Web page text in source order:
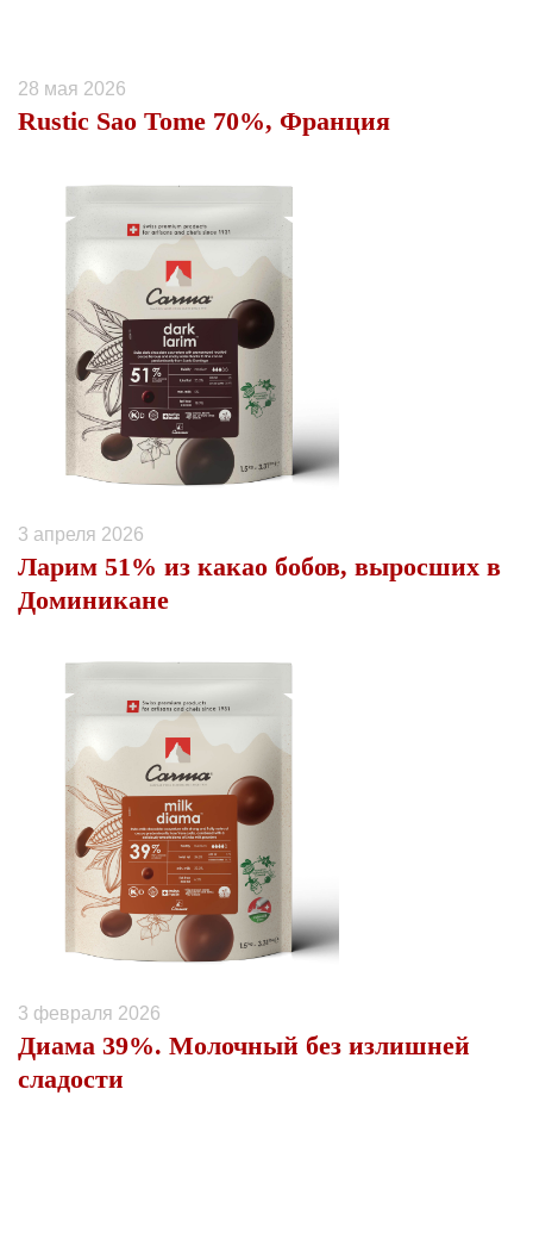
28 мая 2026
Rustic Sao Tome 70%, Франция
3 апреля 2026
Ларим 51% из какао бобов, выросших в
Доминикане
3 февраля 2026
Диама 39%. Молочный без излишней
сладости